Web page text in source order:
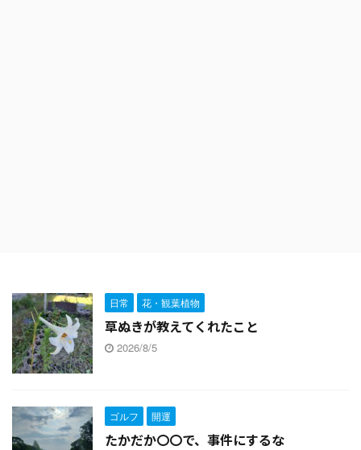
日常 花・観葉植物
草ぬきが教えてくれたこと
2026/8/5
ゴルフ 開運
たかだか〇〇で、事件にするな